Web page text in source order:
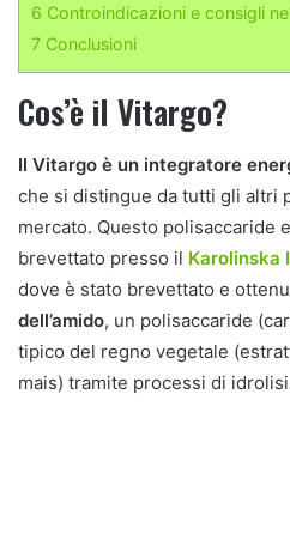
6 Controindicazioni e consigli
7 Conclusioni
Cos’è il Vitargo?
Il Vitargo è un integratore
che si distingue da tutti gli altri
mercato. Questo polisaccaride
brevettato presso il Karolinska
dove è stato brevettato e
dell’amido, un polisaccaride
tipico del regno vegetale
mais) tramite processi di